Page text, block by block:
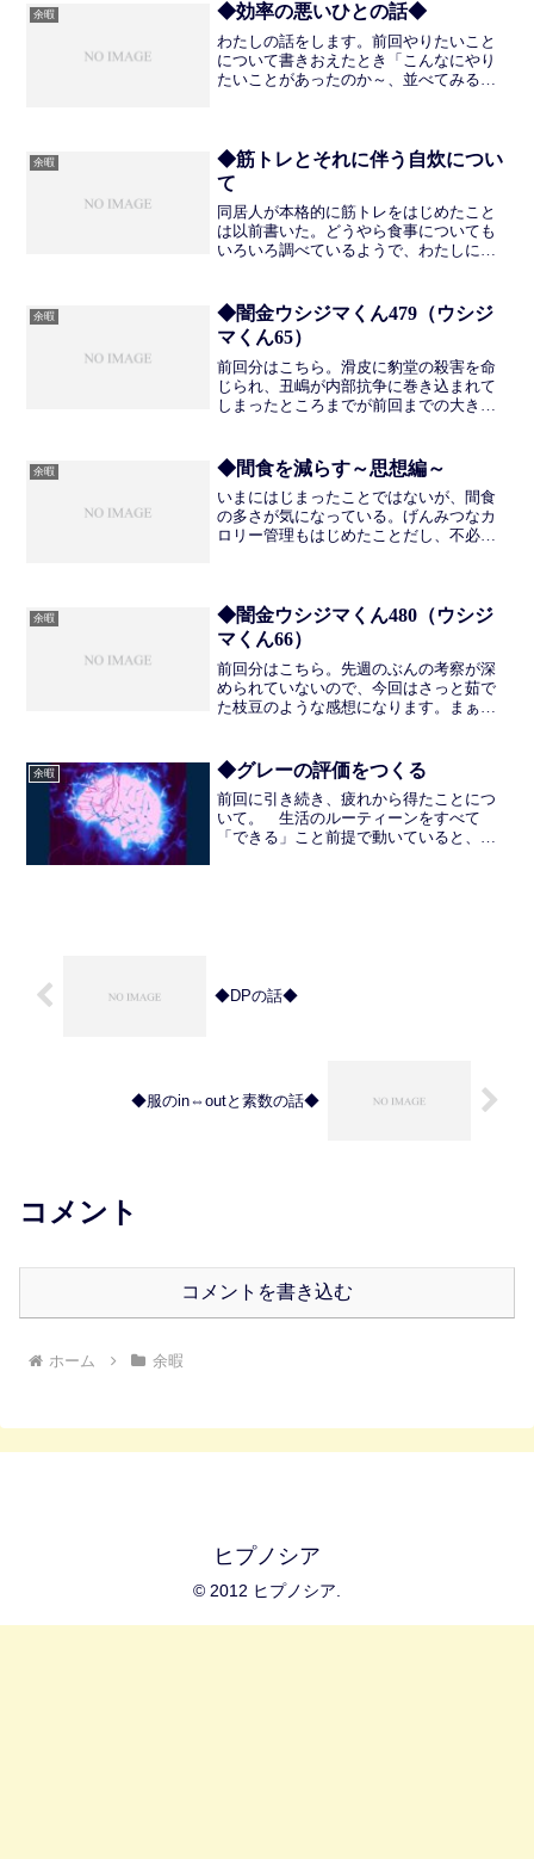
余暇 ◆効率の悪いひとの話◆
わたしの話をします。前回やりたいこと
について書きおえたとき「こんなにやり
たいことがあったのか～、並べてみると
のがいいのだろうと思って...
余暇
◆筋トレとそれに伴う自炊につい
て
同居人が本格的に筋トレをはじめたこと
は以前書いた。どうやら食事についても
いろいろ調べているようで、わたしにそ
ような献立づくりをしていきたいと思
う。なにせわたしも筋トレを...
余暇
◆闇金ウシジマくん479（ウシジ
マくん65）
前回分はこちら。滑皮に豹堂の殺害を命
じられ、丑嶋が内部抗争に巻き込まれて
しまったところまでが前回までの大きな
載してしまったので、わたし含め読者の
みなさまは首を長くして連...
余暇 ◆間食を減らす～思想編～
いまにはじまったことではないが、間食
の多さが気になっている。げんみつなカ
ロリー管理もはじめたことだし、不必要
炭水化物、とくにパンを食...
余暇
◆闇金ウシジマくん480（ウシジ
マくん66）
前回分はこちら。先週のぶんの考察が深
められていないので、今回はさっと茹で
た枝豆のような感想になります。まぁ話
前回ほど疑問・考察を深めるところはす
くない……気がします。ホ...
余暇 ◆グレーの評価をつくる
前回に引き続き、疲れから得たことにつ
いて。 生活のルーティーンをすべて
「できる」こと前提で動いていると、
◆DPの話◆
◆服のin⇔outと素数の話◆
コメント
コメントを書き込む
ホーム 余暇
ヒプノシア
© 2012 ヒプノシア.